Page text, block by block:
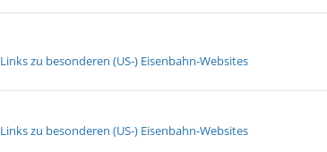
Links zu besonderen (US-) Eisenbahn-Websites
Links zu besonderen (US-) Eisenbahn-Websites